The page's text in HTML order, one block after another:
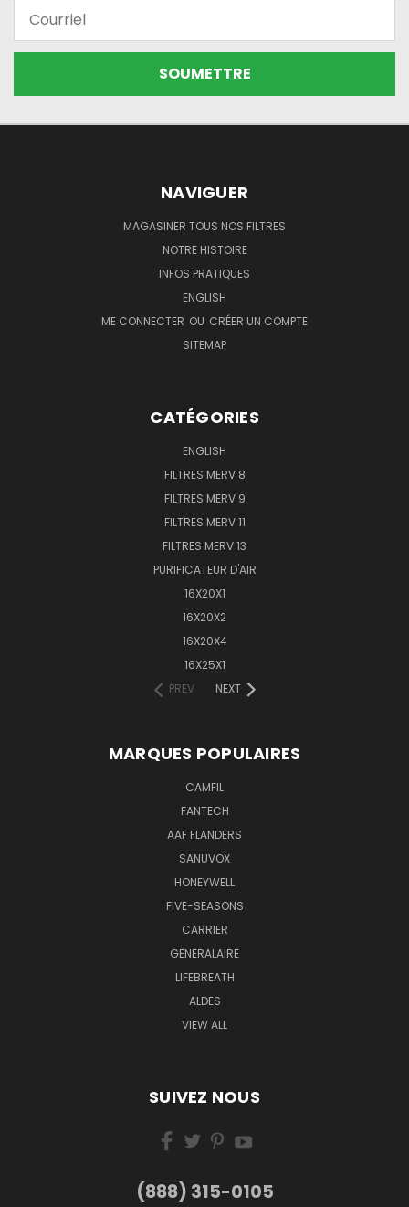
NAVIGUER
MAGASINER TOUS NOS FILTRES
NOTRE HISTOIRE
INFOS PRATIQUES
ENGLISH
ME CONNECTER OU CRÉER UN COMPTE
SITEMAP
CATÉGORIES
ENGLISH
FILTRES MERV 8
FILTRES MERV 9
FILTRES MERV 11
FILTRES MERV 13
PURIFICATEUR D'AIR
16X20X1
16X20X2
16X20X4
16X25X1
PREV
NEXT
MARQUES POPULAIRES
CAMFIL
FANTECH
AAF FLANDERS
SANUVOX
HONEYWELL
FIVE-SEASONS
CARRIER
GENERALAIRE
LIFEBREATH
ALDES
VIEW ALL
SUIVEZ NOUS
(888) 315-0105